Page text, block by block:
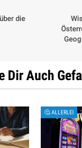
die
Dir Auch
🤔 ALLERLEI